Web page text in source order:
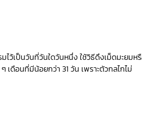
ว้เป็นวันที่วันใดวันหนึ่ง ใช้วิธีดึงเม็ดมะยมห
เดือนที่มีน้อยกว่า 31 วัน เพราะตัวกลไกไม่